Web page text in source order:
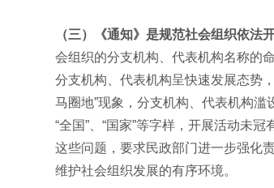
（三）《通知》是规范社会组织依法
会组织的分支机构、代表机构名称的
分支机构、代表机构呈快速发展态势
马圈地”现象，分支机构、代表机构滥
“全国”、“国家”等字样，开展活动未
这些问题，要求民政部门进一步强化
维护社会组织发展的有序环境。